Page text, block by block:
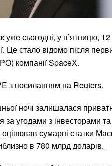
уже сьогодні, у п’ятницю,
Це стало відомо після
компанії SpaceX.
з посиланням на Reuters.
ночі залишалася
угодами з інвесторами
сумарні статки
в 780 млрд доларів.